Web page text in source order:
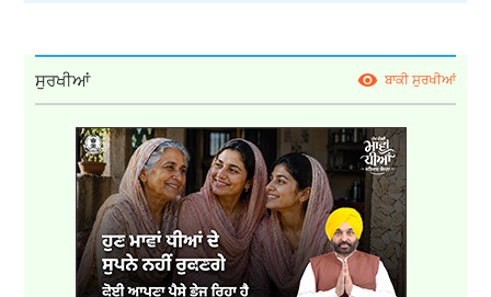
ਸੁਰਖੀਆਂ ਬਾਕੀ ਸੁਰਖੀਆਂ